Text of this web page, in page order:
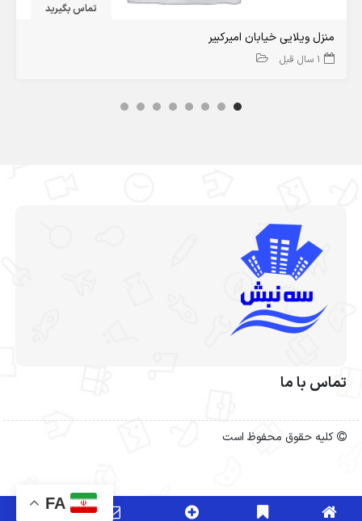
تماس بگیرید
منزل ویلایی خیابان امیرکبیر
1 سال قبل
تماس با ما
کلیه حقوق محفوظ است
FA